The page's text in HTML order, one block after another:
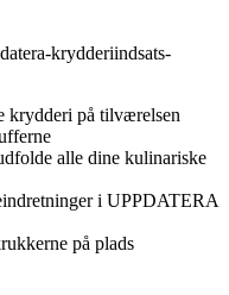
krydderiindsats-
krydderi på tilværelsen
alle dine kulinariske
i UPPDATERA
på plads